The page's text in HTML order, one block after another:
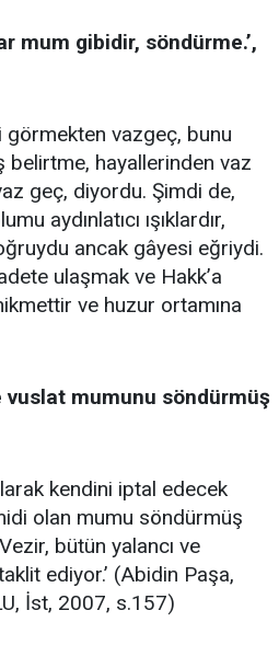
mum gibidir, söndürme.’,
görmekten vazgeç, bunu
belirtme, hayallerinden vaz
geç, diyordu. Şimdi de,
aydınlatıcı ışıklardır,
ancak gâyesi eğriydi.
ulaşmak ve Hakk’a
ve huzur ortamına
vuslat mumunu söndürmüş
kendini iptal edecek
olan mumu söndürmüş
bütün yalancı ve
ediyor.’ (Abidin Paşa,
İst, 2007, s.157)